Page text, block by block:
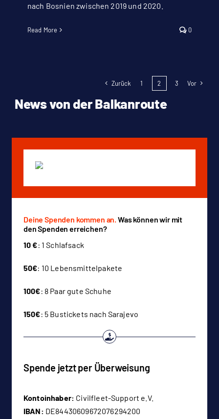
nach Bosnien zwischen 2019 und 2020.
Read More 0
Zurück 1 2 3 Vor
News von der Balkanroute
Deine Spenden kommen an. Was können wir mit
den Spenden erreichen?
10 €: 1 Schlafsack
50€: 10 Lebensmittelpakete
100€: 8 Paar gute Schuhe
150€: 5 Bustickets nach Sarajevo
Spende jetzt per Überweisung
Kontoinhaber: Civilfleet-Support e.V.
IBAN: DE84430609672076294200